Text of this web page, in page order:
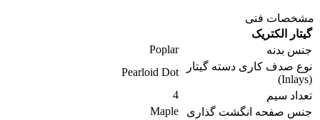
مشخصات فنی
گیتار الکتریک
جنس بدنه
Poplar
نوع صدف کاری دسته گیتار
(Inlays)
Pearloid Dot
تعداد سیم
4
جنس صفحه انگشت گذاری
Maple